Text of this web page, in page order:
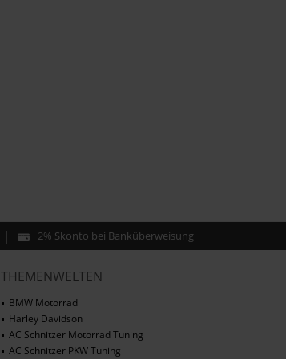
2% Skonto bei Banküberweisung
THEMENWELTEN
BMW Motorrad
Harley Davidson
AC Schnitzer Motorrad Tuning
AC Schnitzer PKW Tuning